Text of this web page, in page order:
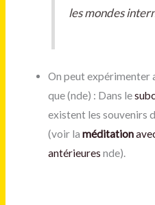
les mondes
On peut expérimenter
que (nde) : Dans le
existent les souvenirs
(voir laméditation
antérieures nde).